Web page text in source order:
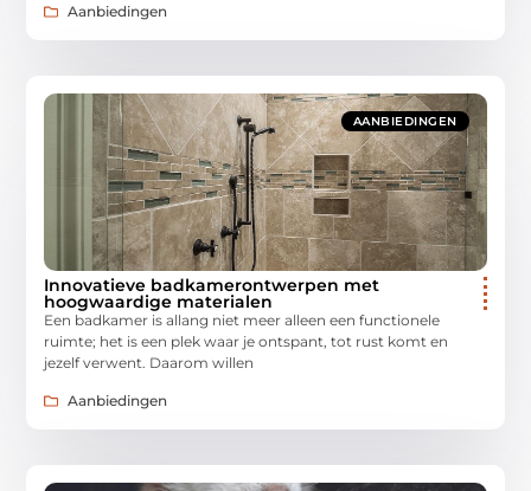
Aanbiedingen
AANBIEDINGEN
Innovatieve badkamerontwerpen met
hoogwaardige materialen
Een badkamer is allang niet meer alleen een functionele
ruimte; het is een plek waar je ontspant, tot rust komt en
jezelf verwent. Daarom willen
Aanbiedingen